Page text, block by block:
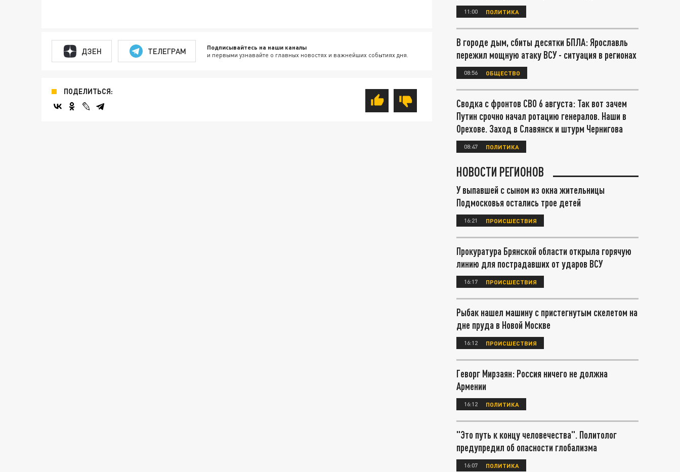
ДЗЕН ТЕЛЕГРАМ Подписывайтесь на наши каналы
и первыми узнавайте о главных новостях и важнейших событиях дня.
ПОДЕЛИТЬСЯ:
11:00 ПОЛИТИКА
В городе дым, сбиты десятки БПЛА: Ярославль
пережил мощную атаку ВСУ - ситуация в регионах
08:56 ОБЩЕСТВО
Сводка с фронтов СВО 6 августа: Так вот зачем
Путин срочно начал ротацию генералов. Наши в
Орехове. Заход в Славянск и штурм Чернигова
08:47 ПОЛИТИКА
НОВОСТИ РЕГИОНОВ
У выпавшей с сыном из окна жительницы
Подмосковья остались трое детей
16:21 ПРОИСШЕСТВИЯ
Прокуратура Брянской области открыла горячую
линию для пострадавших от ударов ВСУ
16:17 ПРОИСШЕСТВИЯ
Рыбак нашел машину с пристегнутым скелетом на
дне пруда в Новой Москве
16:12 ПРОИСШЕСТВИЯ
Геворг Мирзаян: Россия ничего не должна
Армении
16:12 ПОЛИТИКА
"Это путь к концу человечества". Политолог
предупредил об опасности глобализма
16:07 ПОЛИТИКА